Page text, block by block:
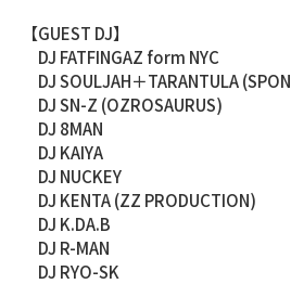
【GUEST DJ】
DJ FATFINGAZ form NYC
DJ SOULJAH＋TARANTULA
DJ SN-Z (OZROSAURUS)
DJ 8MAN
DJ KAIYA
DJ NUCKEY
DJ KENTA (ZZ PRODUCTION)
DJ K.DA.B
DJ R-MAN
DJ RYO-SK